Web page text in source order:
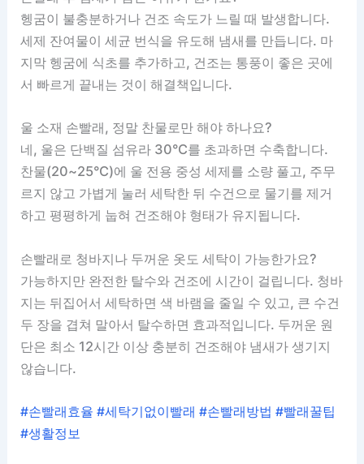
헹굼이 불충분하거나 건조 속도가 느릴 때 발생합니다.
세제 잔여물이 세균 번식을 유도해 냄새를 만듭니다. 마
지막 헹굼에 식초를 추가하고, 건조는 통풍이 좋은 곳에
서 빠르게 끝내는 것이 해결책입니다.
울 소재 손빨래, 정말 찬물로만 해야 하나요?
네, 울은 단백질 섬유라 30°C를 초과하면 수축합니다.
찬물(20~25°C)에 울 전용 중성 세제를 소량 풀고, 주무
르지 않고 가볍게 눌러 세탁한 뒤 수건으로 물기를 제거
하고 평평하게 눕혀 건조해야 형태가 유지됩니다.
손빨래로 청바지나 두꺼운 옷도 세탁이 가능한가요?
가능하지만 완전한 탈수와 건조에 시간이 걸립니다. 청바
지는 뒤집어서 세탁하면 색 바램을 줄일 수 있고, 큰 수건
두 장을 겹쳐 말아서 탈수하면 효과적입니다. 두꺼운 원
단은 최소 12시간 이상 충분히 건조해야 냄새가 생기지
않습니다.
#손빨래효율 #세탁기없이빨래 #손빨래방법 #빨래꿀팁
#생활정보